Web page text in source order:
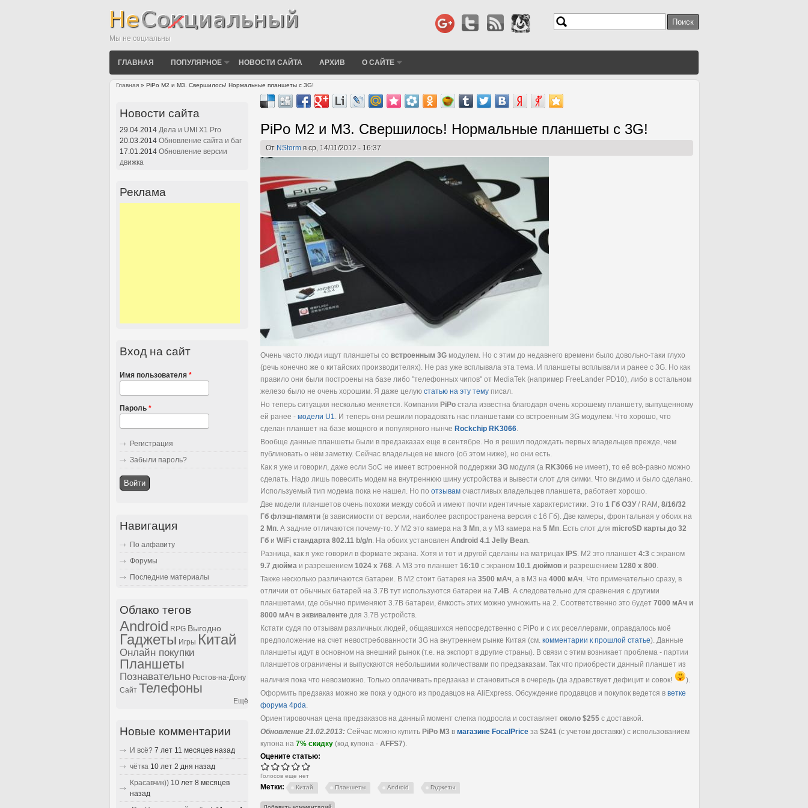
Мы не социальны
Поиск
ГЛАВНАЯ ПОПУЛЯРНОЕ НОВОСТИ САЙТА АРХИВ О САЙТЕ
Главная » PiPo M2 и M3. Свершилось! Нормальные планшеты с 3G!
PiPo M2 и M3. Свершилось! Нормальные планшеты с 3G!
От NStorm в ср, 14/11/2012 - 16:37
Очень часто люди ищут планшеты со встроенным 3G модулем. Но с этим до недавнего времени было довольно-таки глухо
(речь конечно же о китайских производителях). Не раз уже всплывала эта тема. И планшеты всплывали и ранее с 3G. Но как
правило они были построены на базе либо "телефонных чипов" от MediaTek (например FreeLander PD10), либо в остальном
железо было не очень хорошим. Я даже целую статью на эту тему писал.
Но теперь ситуация несколько меняется. Компания PiPo стала известна благодаря очень хорошему планшету, выпущенному
ей ранее - модели U1
. И теперь они решили порадовать нас планшетами со встроенным 3G модулем. Что хорошо, что
сделан планшет на базе мощного и популярного нынче Rockchip RK3066
Вообще данные планшеты были в предзаказах еще в сентябре. Но я решил подождать первых владельцев прежде, чем
публиковать о нём заметку. Сейчас владельцев не много (об этом ниже), но они есть.
Как я уже и говорил, даже если SoC не имеет встроенной поддержки 3G модуля (а RK3066 не имеет), то её всё-равно можно
сделать. Надо лишь повесить модем на внутреннюю шину устройства и вывести слот для симки. Что видимо и было сделано.
Используемый тип модема пока не нашел. Но по отзывам счастливых владельцев планшета, работает хорошо.
Две модели планшетов очень похожи между собой и имеют почти идентичные характеристики. Это 1 Гб ОЗУ/ RAM, 8/16/32
Гб флэш-памяти (в зависимости от версии, наиболее распространена версия с 16 Гб). Две камеры, фронтальная у обоих на
2 Мп . А задние отличаются почему-то. У M2 это камера на 3 Мп , а у M3 камера на 5 Мп . Есть слот для microSD карты до 32
Гб и WiFi стандарта 802.11 b/g/n . На обоих установлен Android 4.1 Jelly Bean
Разница, как я уже говорил в формате экрана. Хотя и тот и другой сделаны на матрицах IPS . M2 это планшет 4:3 с экраном
9.7 дюйма и разрешением 1024 х 768 . А M3 это планшет 16:10 с экраном 10.1 дюймов и разрешением 1280 x 800
Также несколько различаются батареи. В M2 стоит батарея на 3500 мАч , а в M3 на 4000 мАч . Что примечательно сразу, в
отличии от обычных батарей на 3.7В тут используются батареи на 7.4В . А следовательно для сравнения с другими
планшетами, где обычно применяют 3.7В батареи, ёмкость этих можно умножить на 2. Соответственно это будет 7000 мАч и
8000 мАч в эквиваленте для 3.7В устройств.
Кстати судя по отзывам различных людей, общавшихся непосредственно с PiPo и с их реселлерами, оправдалось моё
предположение на счет невостребованности 3G на внутреннем рынке Китая (см. комментарии к прошлой статье). Данные
планшеты идут в основном на внешний рынок (т.е. на экспорт в другие страны). В связи с этим возникает проблема - партии
планшетов ограничены и выпускаются небольшими количествами по предзаказам. Так что приобрести данный планшет из
наличия пока что невозможно. Только оплачивать предзаказ и становиться в очередь (да здравствует дефицит и совок!
).
Оформить предзаказ можно же пока у одного из продавцов на AliExpress. Обсуждение продавцов и покупок ведется в ветке
форума 4pda
Ориентировочная цена предзаказов на данный момент слегка подросла и составляет около $255 с доставкой.
Обновление 21.02.2013: Сейчас можно купить PiPo M3 в магазине FocalPrice за $241 (с учетом доставки) с использованием
купона на 7% скидку (код купона - AFFS7).
Оцените статью:
Голосов еще нет
Метки: Китай Планшеты Android Гаджеты
Новости сайта
29.04.2014 Дела и UMI X1 Pro
20.03.2014 Обновление сайта и баг
17.01.2014 Обновление версии
движка
Реклама
Вход на сайт
Имя пользователя *
Пароль *
Регистрация
Забыли пароль?
Навигация
По алфавиту
Форумы
Последние материалы
Облако тегов
Android RPG Выгодно
Гаджеты Игры Китай
Онлайн покупки
Планшеты
Познавательно Ростов-на-Дону
Сайт Телефоны
Ещё
Новые комментарии
И всё? 7 лет 11 месяцев назад
чётка 10 лет 2 дня назад
Красавчик)) 10 лет 8 месяцев
назад